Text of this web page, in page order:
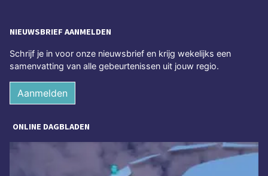
NIEUWSBRIEF AANMELDEN
Schrijf je in voor onze nieuwsbrief en krijg wekelijks een
samenvatting van alle gebeurtenissen uit jouw regio.
Aanmelden
ONLINE DAGBLADEN